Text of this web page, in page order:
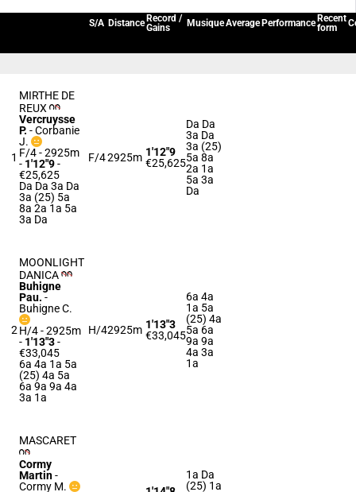
S/A Distance Record /
Gains
MusiqueAverage Performance Recent
form
1
MIRTHE DE
REUX
Vercruysse
P. -Corbanie
J.
F/4 - 2925m
- 1'12"9-
€25,625
Da Da 3a Da
3a (25) 5a
8a 2a 1a 5a
3a Da
F/42925m 1'12"9
€25,625
Da Da
3a Da
3a (25)
5a 8a
2a 1a
5a 3a
Da
2
MOONLIGHT
DANICA
Buhigne
Pau. -
Buhigne C.
H/4 - 2925m
- 1'13"3-
€33,045
6a 4a 1a 5a
(25) 4a 5a
6a 9a 9a 4a
3a 1a
H/42925m 1'13"3
€33,045
6a 4a
1a 5a
(25) 4a
5a 6a
9a 9a
4a 3a
1a
MASCARET
Cormy
Martin-
Cormy M.
1a Da
(25) 1a